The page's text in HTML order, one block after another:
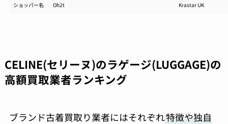
ショッパー名 Oh2t Krastar UK
CELINE(セリーヌ)のラゲージ(LUGGAGE)の
高額買取業者ランキング
ブランド古着買取り業者にはそれぞれ特徴や独自